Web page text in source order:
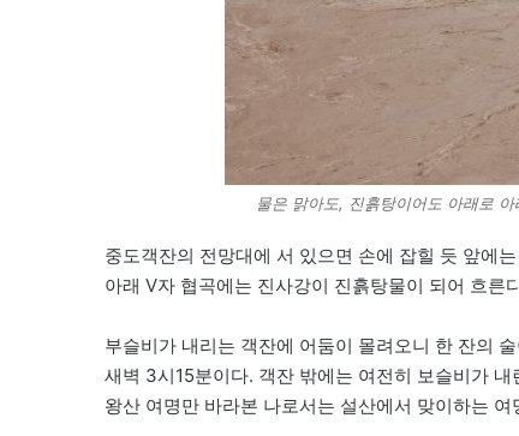
물은 맑아도, 진흙탕이어도 아래로
중도객잔의 전망대에 서 있으면 손에 잡힐 듯 앞에
아래 V자 협곡에는 진사강이 진흙탕물이 되어 흐른
부슬비가 내리는 객잔에 어둠이 몰려오니 한 잔의
새벽 3시15분이다. 객잔 밖에는 여전히 보슬비가
왕산 여명만 바라본 나로서는 설산에서 맞이하는